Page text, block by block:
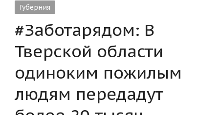
Губерния
#Заботарядом: В
Тверской области
одиноким пожилым
людям передадут